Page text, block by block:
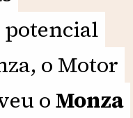
potencial
o Motor
oMonza
potencial
o Motor
oMonza